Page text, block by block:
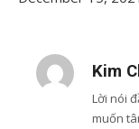
Kim
Lời nói
muốn